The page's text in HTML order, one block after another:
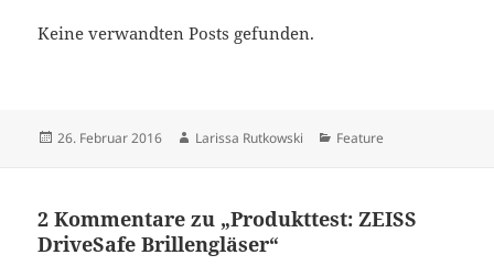
Keine verwandten Posts gefunden.
Veröffentlicht
26. Februar 2016 Autor
Larissa Rutkowski Kategorien
Feature
2 Kommentare zu „Produkttest: ZEISS
DriveSafe Brillengläser“